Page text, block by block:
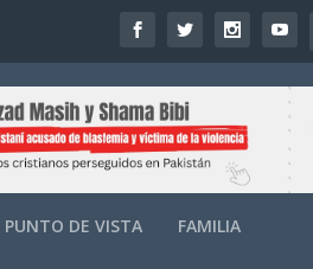
PUNTO DE VISTA FAMILIA